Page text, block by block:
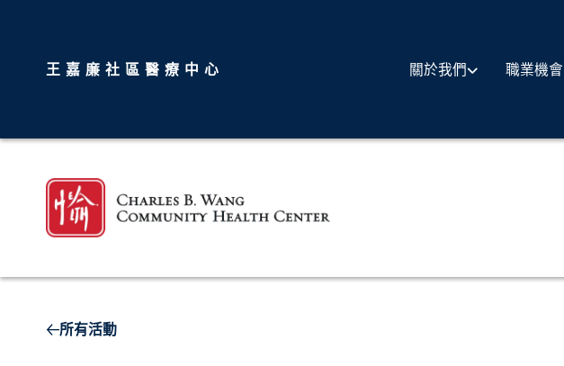
王嘉廉社區醫療中心 關於我們 職業機會
所有活動